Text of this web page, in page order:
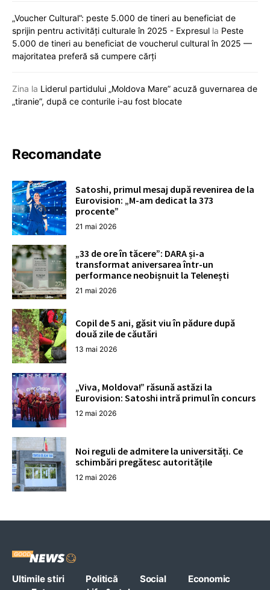
„Voucher Cultural”: peste 5.000 de tineri au beneficiat de
sprijin pentru activități culturale în 2025 - Expresul la Peste
5.000 de tineri au beneficiat de voucherul cultural în 2025 —
majoritatea preferă să cumpere cărți
Zina la Liderul partidului „Moldova Mare” acuză guvernarea de
„tiranie”, după ce conturile i-au fost blocate
Recomandate
Satoshi, primul mesaj după revenirea de la
Eurovision: „M-am dedicat la 373
procente”
21 mai 2026
„33 de ore în tăcere”: DARA și-a
transformat aniversarea într-un
performance neobișnuit la Telenești
21 mai 2026
Copil de 5 ani, găsit viu în pădure după
două zile de căutări
13 mai 2026
„Viva, Moldova!” răsună astăzi la
Eurovision: Satoshi intră primul în concurs
12 mai 2026
Noi reguli de admitere la universități. Ce
schimbări pregătesc autoritățile
12 mai 2026
Ultimile stiri Politică Social
Economic